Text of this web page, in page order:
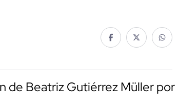
de Beatriz Gutiérrez Müller por